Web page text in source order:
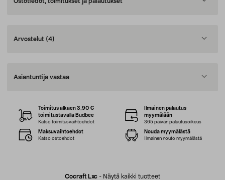
Arvostelut (4)
Asiantuntija vastaa
Cocraft Lxc - Näytä kaikki tuotteet
Toimitus alkaen 3,90 €
toimitustavalla Budbee
Katso toimitusvaihtoehdot
Ilmainen palautus
myymälään
365 päivän palautusoikeus
Maksuvaihtoehdot
Katso ostoehdot
Nouda myymälästä
Ilmainen nouto myymälästä